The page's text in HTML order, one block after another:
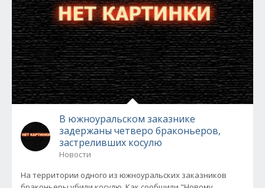
В южноуральском заказнике
задержаны четверо браконьеров,
застреливших косулю
Новости
На территории одного из южноуральских заказников